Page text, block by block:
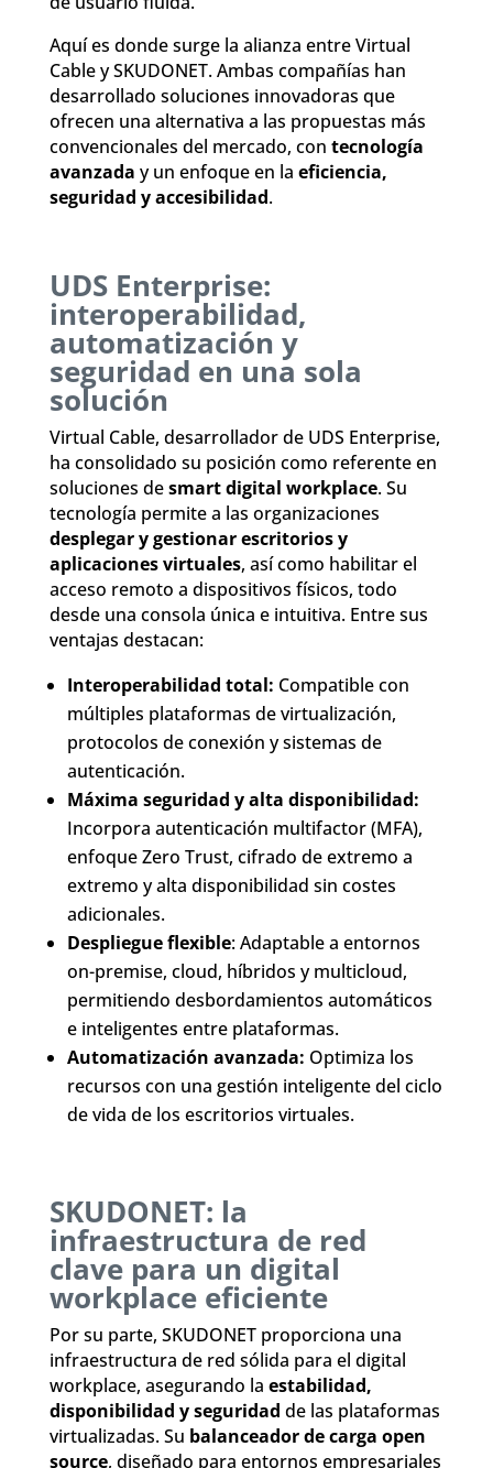
Aquí es donde surge la alianza entre Virtual
Cable y SKUDONET. Ambas compañías han
desarrollado soluciones innovadoras que
ofrecen una alternativa a las propuestas más
convencionales del mercado, con tecnología
avanzada y un enfoque en la eficiencia,
seguridad y accesibilidad.
UDS Enterprise:
interoperabilidad,
automatización y
seguridad en una sola
solución
Virtual Cable, desarrollador de UDS Enterprise,
ha consolidado su posición como referente en
soluciones desmart digital workplace. Su
tecnología permite a las organizaciones
desplegar y gestionar escritorios y
aplicaciones virtuales, así como habilitar el
acceso remoto a dispositivos físicos, todo
desde una consola única e intuitiva. Entre sus
ventajas destacan:
Interoperabilidad total: Compatible con
múltiples plataformas de virtualización,
protocolos de conexión y sistemas de
autenticación.
Máxima seguridad y alta disponibilidad:
Incorpora autenticación multifactor (MFA),
enfoque Zero Trust, cifrado de extremo a
extremo y alta disponibilidad sin costes
adicionales.
Despliegue flexible: Adaptable a entornos
on-premise, cloud, híbridos y multicloud,
permitiendo desbordamientos automáticos
e inteligentes entre plataformas.
Automatización avanzada: Optimiza los
recursos con una gestión inteligente del ciclo
de vida de los escritorios virtuales.
SKUDONET: la
infraestructura de red
clave para un digital
workplace eficiente
Por su parte, SKUDONET proporciona una
infraestructura de red sólida para el digital
workplace, asegurando la estabilidad,
disponibilidad y seguridad de las plataformas
virtualizadas. Su balanceador de carga open
source, diseñado para entornos empresariales